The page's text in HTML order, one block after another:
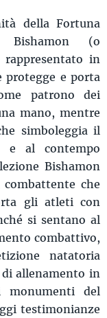
della Fortuna
Bishamon (o
in
protegge e porta
patrono dei
mano, mentre
simboleggia il
e al contempo
Bishamon
che
gli atleti con
si sentano al
combattivo,
natatoria
allenamento in
del
testimonianze